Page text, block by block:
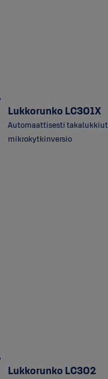
Lukkorunko LC301X
Automaattisesti
mikrokytkinversio
Lukkorunko LC302